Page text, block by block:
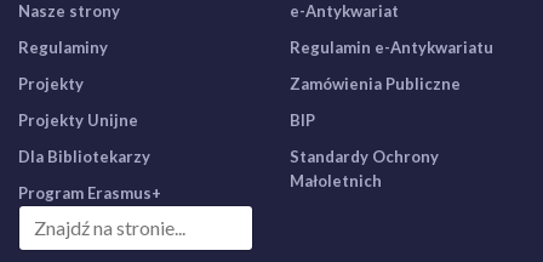
Nasze strony
Regulaminy
Projekty
Projekty Unijne
Dla Bibliotekarzy
Program Erasmus+
e-Antykwariat
Regulamin e-Antykwariatu
Zamówienia Publiczne
BIP
Standardy Ochrony
Małoletnich